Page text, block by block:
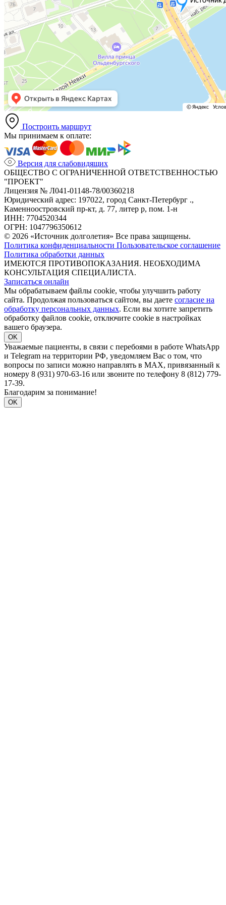
Построить маршрут
Мы принимаем к оплате:
Версия для слабовидящих
ОБЩЕСТВО С ОГРАНИЧЕННОЙ ОТВЕТСТВЕННОСТЬЮ
"ПРОЕКТ"
Лицензия № Л041-01148-78/00360218
Юридический адрес: 197022, город Санкт-Петербург .,
Каменноостровский пр-кт, д. 77, литер р, пом. 1-н
ИНН: 7704520344
ОГРН: 1047796350612
© 2026 «Источник долголетия» Все права защищены.
Политика конфиденциальности Пользовательское соглашение
Политика обработки данных
ИМЕЮТСЯ ПРОТИВОПОКАЗАНИЯ. НЕОБХОДИМА
КОНСУЛЬТАЦИЯ СПЕЦИАЛИСТА.
Записаться онлайн
Мы обрабатываем файлы cookie, чтобы улучшить работу
сайта. Продолжая пользоваться сайтом, вы даете согласие на
обработку персональных данных. Если вы хотите запретить
обработку файлов cookie, отключите cookie в настройках
вашего браузера.
OK
Уважаемые пациенты, в связи с перебоями в работе WhatsApp
и Telegram на территории РФ, уведомляем Вас о том, что
вопросы по записи можно направлять в MAX, привязанный к
номеру 8 (931) 970-63-16 или звоните по телефону 8 (812) 779-
17-39.
Благодарим за понимание!
OK